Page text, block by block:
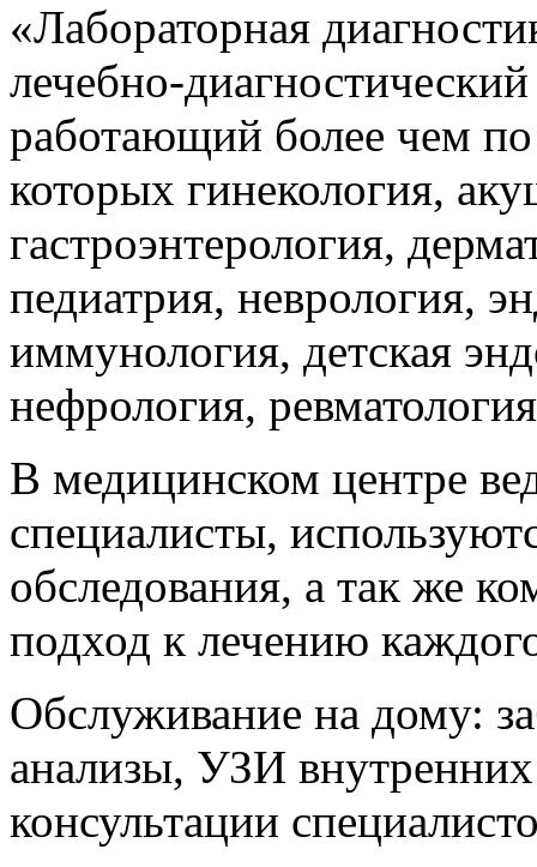
«Лабораторная
лечебно-
работающий более чем
которых гинекология,
гастроэнтерология,
педиатрия, неврология,
иммунология, детская
нефрология,
В медицинском центре
специалисты,
обследования, а так же
подход к лечению
Обслуживание на дому:
анализы, УЗИ
консультации